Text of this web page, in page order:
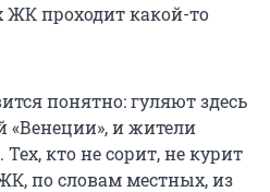
ЖК проходит какой-то
понятно: гуляют здесь
«Венеции», и жители
кто не сорит, не курит
по словам местных, из